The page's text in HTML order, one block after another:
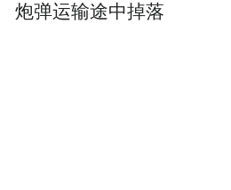
炮弹运输途中掉落